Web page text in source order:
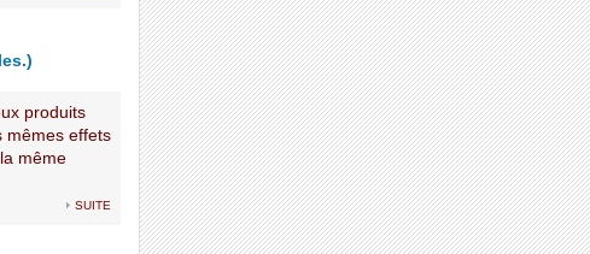
produits
mêmes effets
même
suite